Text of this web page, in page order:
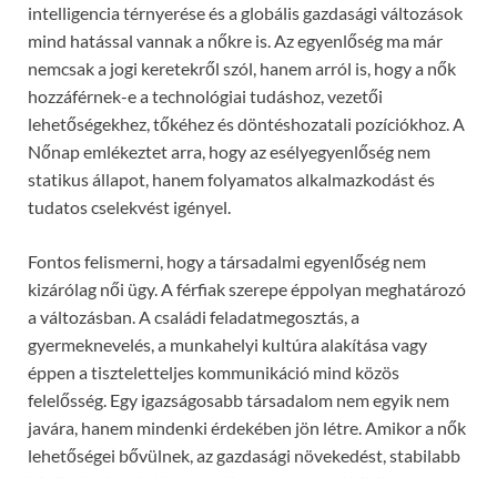
intelligencia térnyerése és a globális gazdasági változások
mind hatással vannak a nőkre is. Az egyenlőség ma már
nemcsak a jogi keretekről szól, hanem arról is, hogy a nők
hozzáférnek-e a technológiai tudáshoz, vezetői
lehetőségekhez, tőkéhez és döntéshozatali pozíciókhoz. A
Nőnap emlékeztet arra, hogy az esélyegyenlőség nem
statikus állapot, hanem folyamatos alkalmazkodást és
tudatos cselekvést igényel.
Fontos felismerni, hogy a társadalmi egyenlőség nem
kizárólag női ügy. A férfiak szerepe éppolyan meghatározó
a változásban. A családi feladatmegosztás, a
gyermeknevelés, a munkahelyi kultúra alakítása vagy
éppen a tiszteletteljes kommunikáció mind közös
felelősség. Egy igazságosabb társadalom nem egyik nem
javára, hanem mindenki érdekében jön létre. Amikor a nők
lehetőségei bővülnek, az gazdasági növekedést, stabilabb